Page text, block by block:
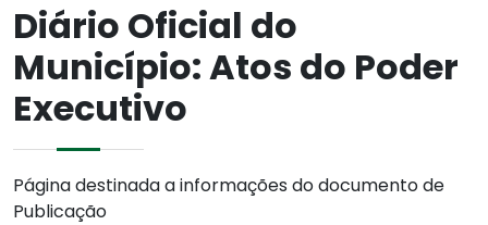
Diário Oficial do
Município: Atos do Poder
Executivo
Página destinada a informações do documento de
Publicação